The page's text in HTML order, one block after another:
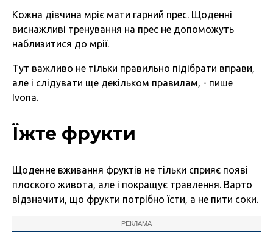
Кожна дівчина мріє мати гарний прес. Щоденні
виснажливі тренування на прес не допоможуть
наблизитися до мрії.
Тут важливо не тільки правильно підібрати вправи,
але і слідувати ще декільком правилам, - пише
Ivona.
Їжте фрукти
Щоденне вживання фруктів не тільки сприяє появі
плоского живота, але і покращує травлення. Варто
відзначити, що фрукти потрібно їсти, а не пити соки.
РЕКЛАМА